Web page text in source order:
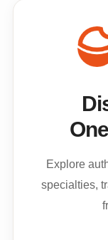
Explore
specialties,